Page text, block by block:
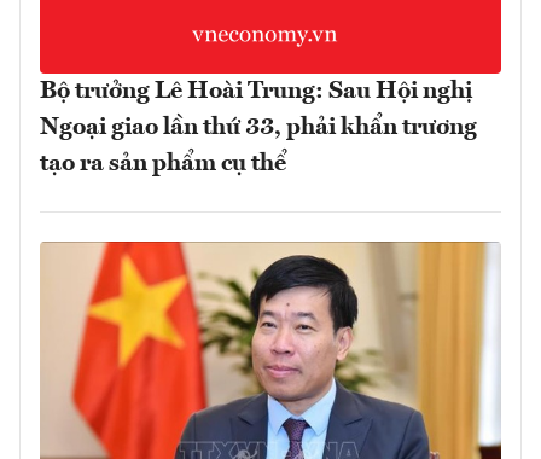
Bộ trưởng Lê Hoài Trung: Sau Hội nghị
Ngoại giao lần thứ 33, phải khẩn trương
tạo ra sản phẩm cụ thể